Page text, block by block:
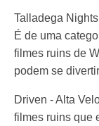
Talladega
É de uma
filmes ruins de
podem se
Driven - Alta
filmes ruins que